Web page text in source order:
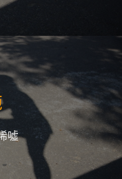
噓